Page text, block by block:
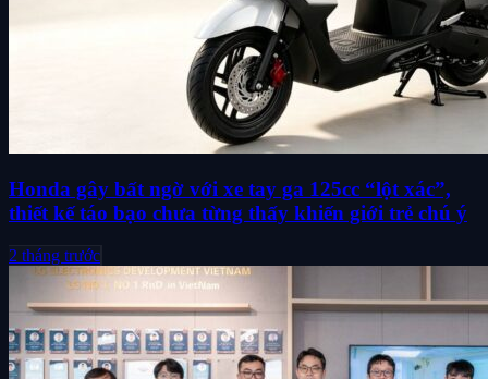
Honda gây bất ngờ với xe tay ga 125cc “lột xác”,
thiết kế táo bạo chưa từng thấy khiến giới trẻ chú ý
2 tháng trước